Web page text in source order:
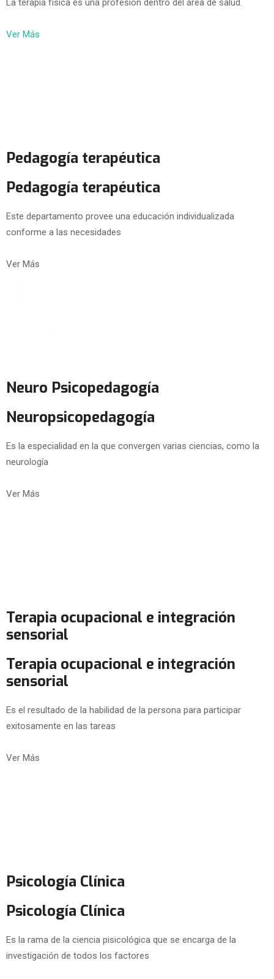
La terapia física es una profesión dentro del área de salud.
Ver Más
Pedagogía terapéutica
Pedagogía terapéutica
Este departamento provee una educación individualizada
conforme a las necesidades
Ver Más
Neuro Psicopedagogía
Neuropsicopedagogía
Es la especialidad en la que convergen varias ciencias, como la
neurología
Ver Más
Terapia ocupacional e integración
sensorial
Terapia ocupacional e integración
sensorial
Es el resultado de la habilidad de la persona para participar
exitosamente en las tareas
Ver Más
Psicología Clínica
Psicología Clínica
Es la rama de la ciencia pisicológica que se encarga de la
investigación de todos los factores